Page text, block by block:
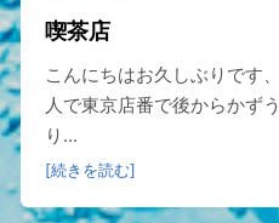
喫茶店
こんにちはお久しぶりです
人で東京店番で後からかず
り...
[続きを読む]